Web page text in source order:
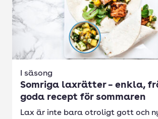
I säsong
Somriga laxrätter – enkla,
goda recept för sommaren
Lax är inte bara otroligt gott och